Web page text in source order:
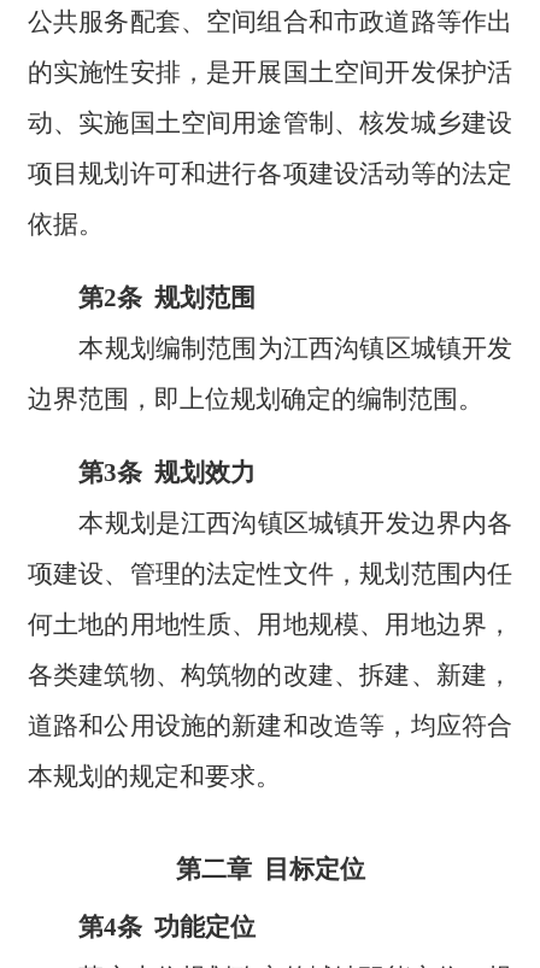
公共服务配套、空间组合和市政道路等作出
的实施性安排，是开展国土空间开发保护活
动、实施国土空间用途管制、核发城乡建设
项目规划许可和进行各项建设活动等的法定
依据。
第2条 规划范围
本规划编制范围为江西沟镇区城镇开发
边界范围，即上位规划确定的编制范围。
第3条 规划效力
本规划是江西沟镇区城镇开发边界内各
项建设、管理的法定性文件，规划范围内任
何土地的用地性质、用地规模、用地边界，
各类建筑物、构筑物的改建、拆建、新建，
道路和公用设施的新建和改造等，均应符合
本规划的规定和要求。
第二章 目标定位
第4条 功能定位